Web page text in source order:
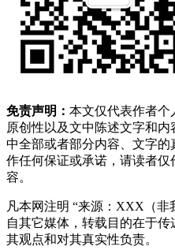
免责声明： 本文仅代表作者个
原创性以及文中陈述文字和
中全部或者部分内容、文字
作任何保证或承诺，请读者
容。
凡本网注明 “来源：XXX（非
自其它媒体，转载目的在于
其观点和对其真实性负责。